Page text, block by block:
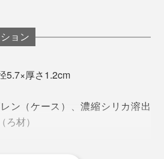
ョン
5.7×厚さ1.2cm
ン（ケース）、濃縮シリカ溶出
材）